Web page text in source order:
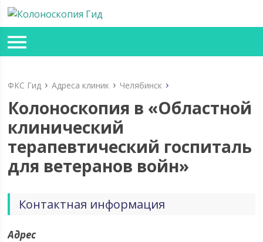
ФКС Гид Адреса клиник Челябинск
Колоноскопия в «Областной
клинический
терапевтический госпиталь
для ветеранов войн»
Контактная информация
Адрес